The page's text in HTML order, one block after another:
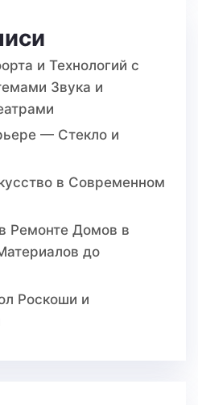
и Технологий с
Звука и
— Стекло и
в Современном
Ремонте Домов в
до
Роскоши и